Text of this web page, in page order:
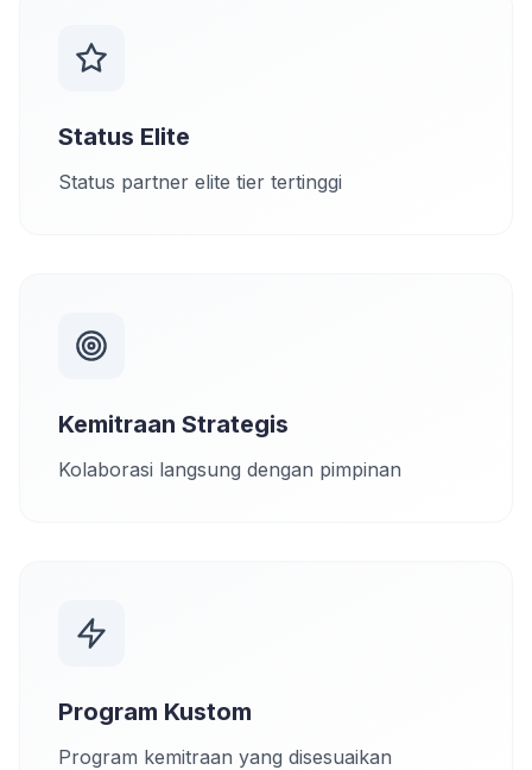
Status Elite
Status partner elite tier tertinggi
Kemitraan Strategis
Kolaborasi langsung dengan pimpinan
Program Kustom
Program kemitraan yang disesuaikan